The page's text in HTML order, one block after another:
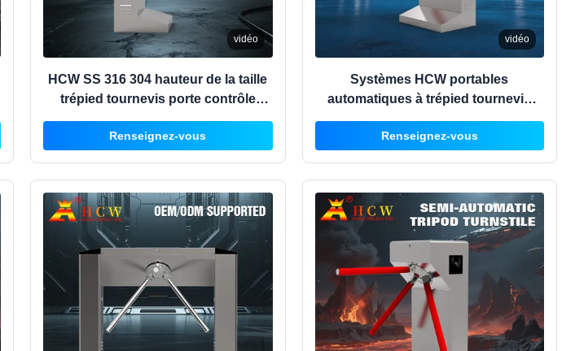
vidéo
HCW SS 316 304 hauteur de la taille
trépied tournevis porte contrôle
automatique d'accès de sécurité
Renseignez-vous
vidéo
Systèmes HCW portables
automatiques à trépied tournevis
100W Contrôle de la circulation
piétonne
Renseignez-vous